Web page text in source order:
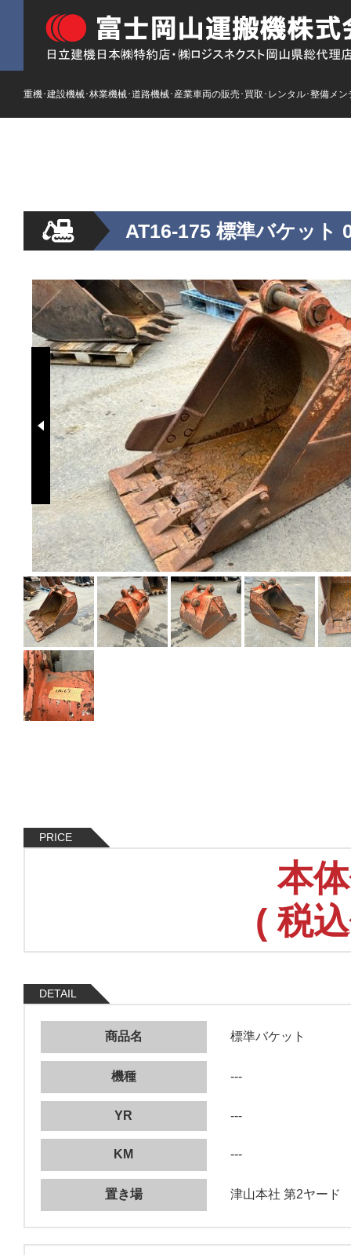
重機･建設機械･林業機械･道路機械･産業車両の販売･買取･レンタル･整備メン
AT16-175 標準バケット
PRICE
本
(税
DETAIL
商品名 標準バケット
機種 ---
YR ---
KM ---
置き場 津山本社 第2ヤード